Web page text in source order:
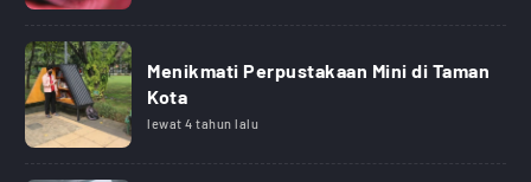
Menikmati Perpustakaan Mini di Taman
Kota
lewat 4 tahun lalu